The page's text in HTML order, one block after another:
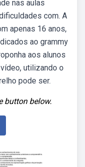
nas aulas
com. A
apenas 16 anos,
ao grammy
aos alunos
utilizando o
pode ser.
button below.